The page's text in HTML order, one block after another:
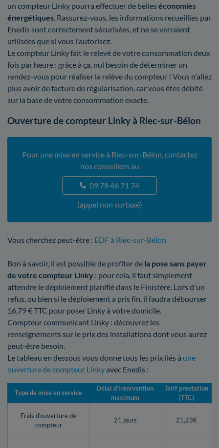
un compteur Linky pourra effectuer de belles économies
énergétiques . Rassurez-vous, les informations recueillies par
Enedis sont correctement sécurisées, et ne se verraient
utilisées que si vous l'autorisez.
Le compteur Linky fait le relevé de votre consommation deux
fois par heure : grâce à ça, nul besoin de déterminer un
rendez-vous pour réaliser la relève du compteur ! Vous n'allez
plus avoir de facture de régularisation, car vous êtes débité
sur la base de votre consommation exacte.
Ouverture de compteur Linky à Riec-sur-Bélon
Pour une mise en service à Riec-sur-Bélon, contactez
nos conseillers au
09 78 46 71 74
(appel non surtaxé)
Vous cherchez peut-être : EDF à Riec-sur-Bélon
Bon à savoir, il est possible de profiter de la pose sans payer
de votre compteur Linky : pour cela, il faut simplement
attendre le déploiement planifié dans le Finistère. Lors d'un
refus, ou bien si le déploiement a pris fin, il faudra débourser
16,79 € TTC pour poser Linky à votre domicile.
Compteur communicant Linky : découvrez les
renseignements sur le prix des installations dont vous aurez
peut-être besoin.
Le tableau en dessous vous donne tous les prix liés à une
ouverture de compteur Linkyavec Enedis :
Type de mise en service
Délai d’intervention
maximum
Tarif prestation
(TTC)
Frais d'ouverture de
compteur
21 jours 21,23€